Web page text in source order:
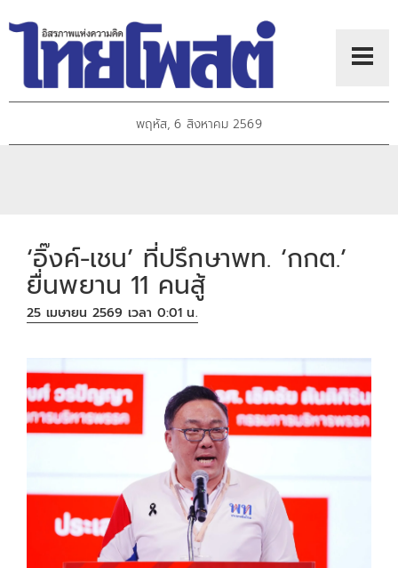
พฤหัส, 6 สิงหาคม 2569
‘อิ๊งค์-เชน’ ที่ปรึกษาพท. ‘กกต.’
ยื่นพยาน 11 คนสู้
25 เมษายน 2569 เวลา 0:01 น.